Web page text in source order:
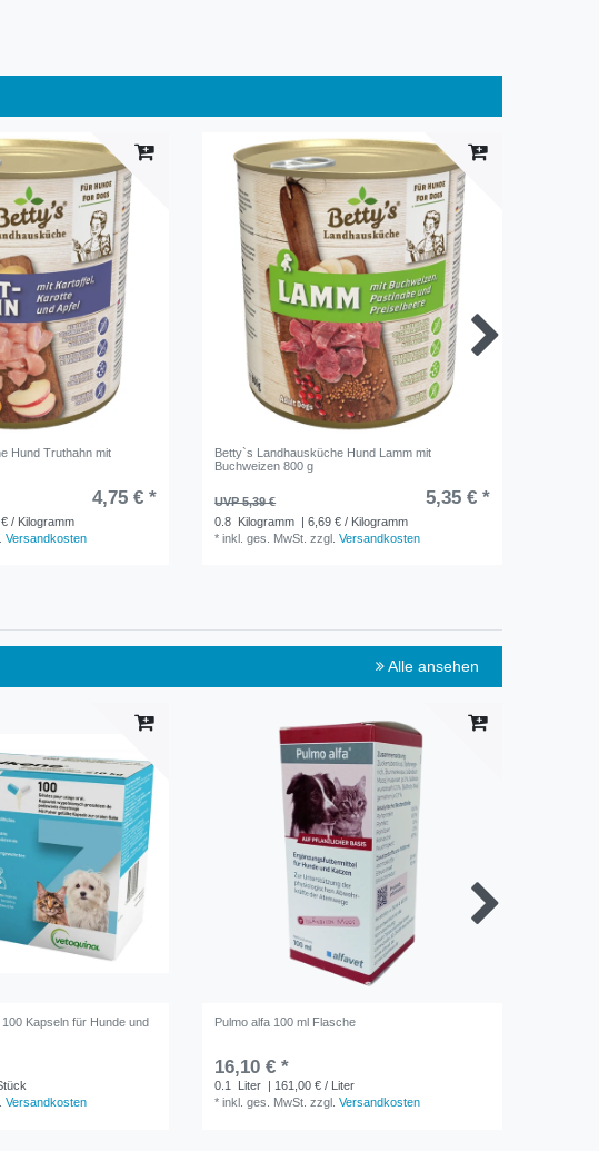
Hund Truthahn mit
4,75 € *
/ Kilogramm
Versandkosten
Betty`s Landhausküche Hund Lamm mit
Buchweizen 800 g
UVP 5,39 € 5,35 € *
0.8 Kilogramm | 6,69 € / Kilogramm
*inkl. ges. MwSt. zzgl.Versandkosten
Alle ansehen
Kapseln für Hunde und
Versandkosten
Pulmo alfa 100 ml Flasche
16,10 € *
0.1 Liter
| 161,00 € / Liter
*inkl. ges. MwSt. zzgl.Versandkosten